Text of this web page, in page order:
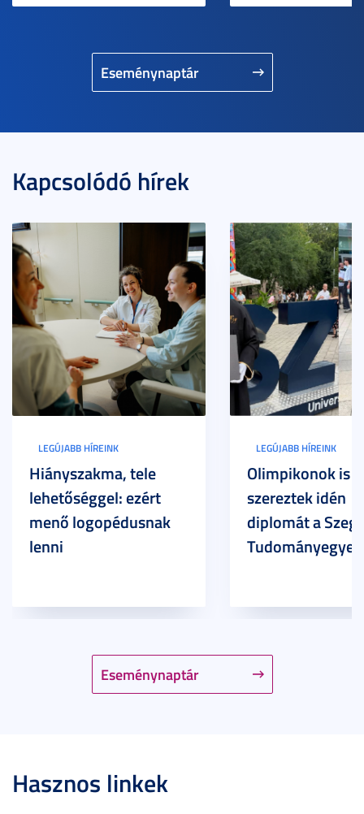
Eseménynaptár
Kapcsolódó hírek
Eseménynaptár
LEGÚJABB HÍREINK
Hiányszakma, tele
lehetőséggel: ezért
menő logopédusnak
lenni
LEGÚJABB HÍREINK
Olimpikonok is
szereztek idén
diplomát a
Hasznos linkek